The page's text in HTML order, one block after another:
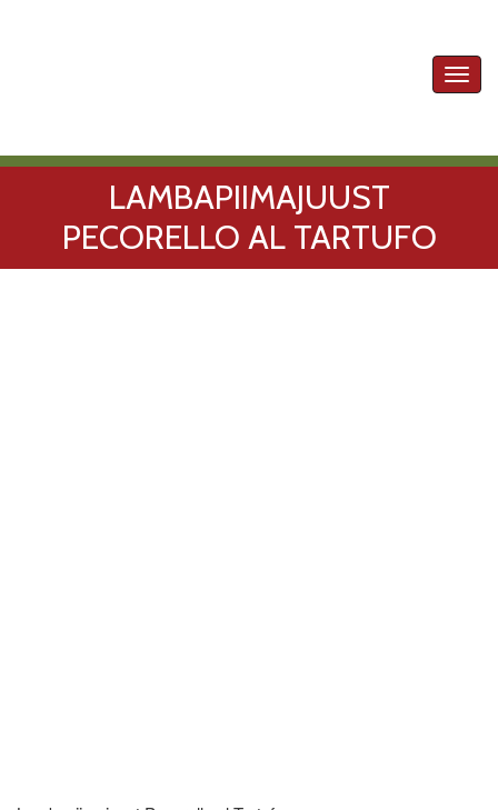
LAMBAPIIMAJUUST
PECORELLO AL TARTUFO